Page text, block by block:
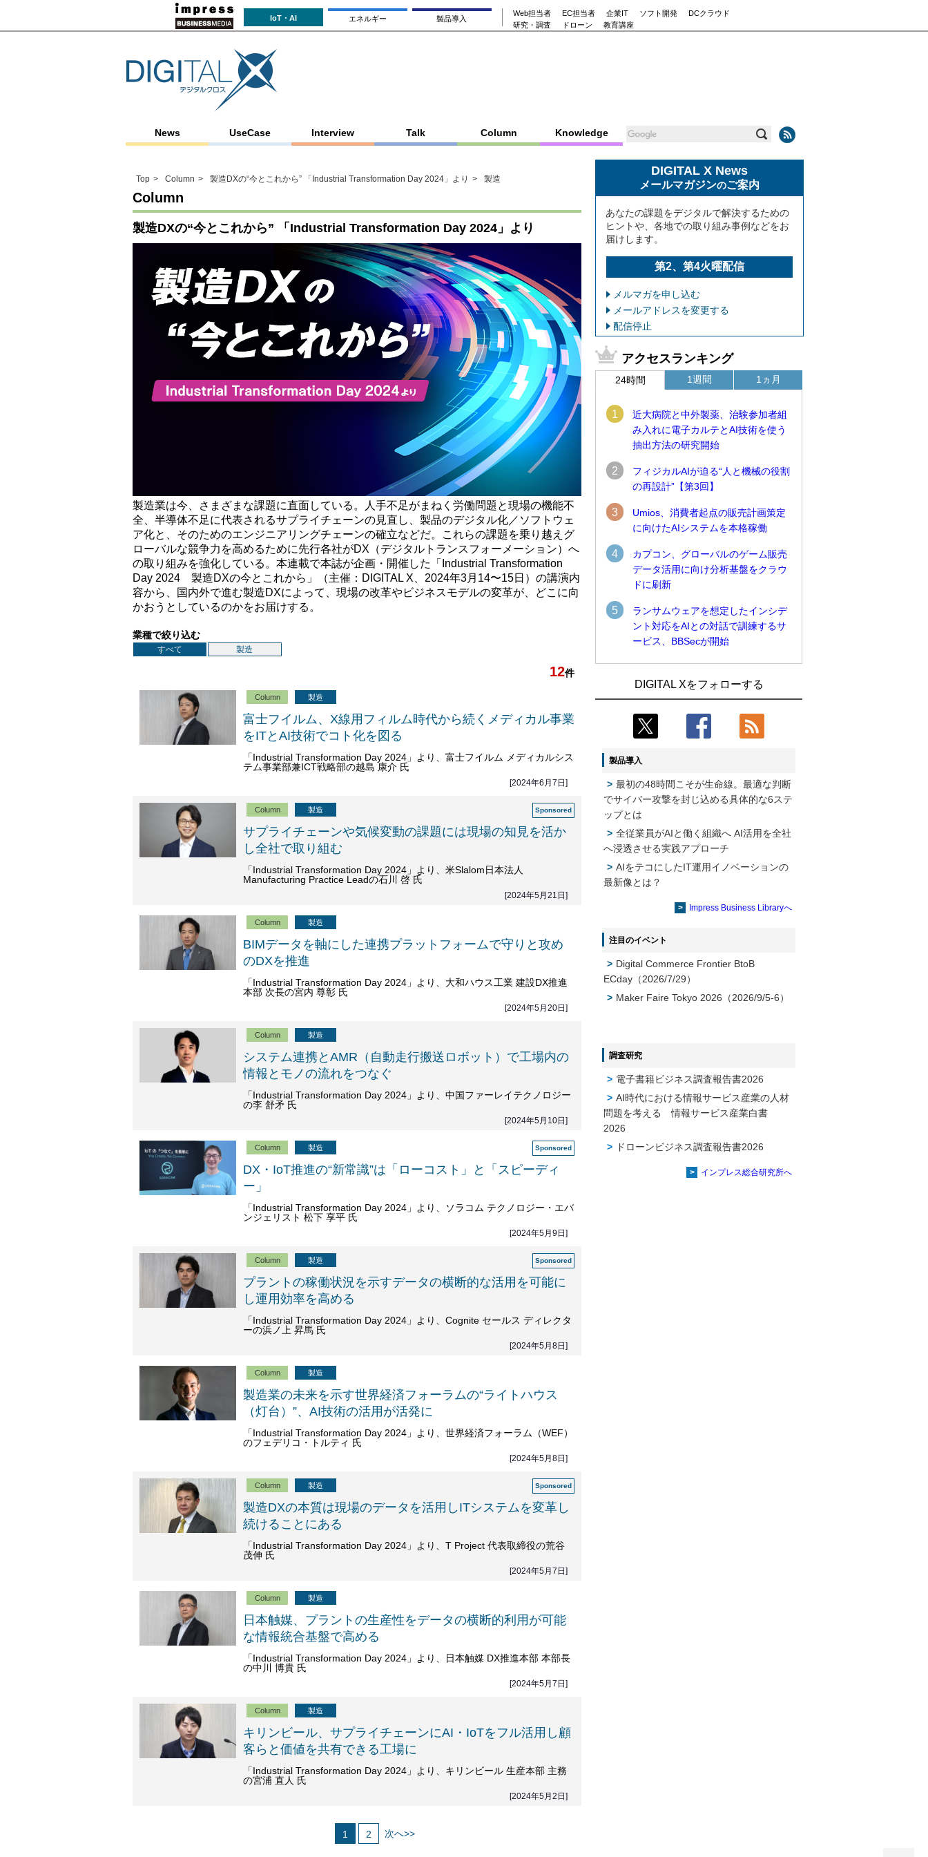
IoT・AI エネルギー 製品導入
Web担当者 EC担当者 企業IT ソフト開発
DCクラウド
研究・調査
ドローン 教育講座
News UseCase Interview Talk Column Knowledge
Top Column 製造DXの“今とこれから” 「Industrial Transformation Day 2024」より 製造
Column
製造DXの“今とこれから” 「Industrial Transformation Day 2024」より
製造業は今、さまざまな課題に直面している。人手不足がまねく労働問題と現場の機能不
全、半導体不足に代表されるサプライチェーンの見直し、製品のデジタル化／ソフトウェ
ア化と、そのためのエンジニアリングチェーンの確立などだ。これらの課題を乗り越えグ
ローバルな競争力を高めるために先行各社がDX（デジタルトランスフォーメーション）へ
の取り組みを強化している。本連載で本誌が企画・開催した「Industrial Transformation
Day 2024 製造DXの今とこれから」（主催：DIGITAL X、2024年3月14〜15日）の講演内
容から、国内外で進む製造DXによって、現場の改革やビジネスモデルの変革が、どこに向
かおうとしているのかをお届けする。
業種で絞り込む
すべて 製造
12件
Column 製造
富士フイルム、X線用フィルム時代から続くメディカル事業
をITとAI技術でコト化を図る
「Industrial Transformation Day 2024」より、富士フイルム メディカルシス
テム事業部兼ICT戦略部の越島 康介 氏
[2024年6月7日]
Column 製造
サプライチェーンや気候変動の課題には現場の知見を活か
し全社で取り組む
「Industrial Transformation Day 2024」より、米Slalom日本法人
Manufacturing Practice Leadの石川 啓 氏
[2024年5月21日]
Column 製造
BIMデータを軸にした連携プラットフォームで守りと攻め
のDXを推進
「Industrial Transformation Day 2024」より、大和ハウス工業 建設DX推進
本部 次長の宮内 尊彰 氏
[2024年5月20日]
Column 製造
システム連携とAMR（自動走行搬送ロボット）で工場内の
情報とモノの流れをつなぐ
「Industrial Transformation Day 2024」より、中国ファーレイテクノロジー
の李 舒矛 氏
[2024年5月10日]
Column 製造
DX・IoT推進の“新常識”は「ローコスト」と「スピーディ
ー」
「Industrial Transformation Day 2024」より、ソラコム テクノロジー・エバ
ンジェリスト 松下 享平 氏
[2024年5月9日]
Column 製造
プラントの稼働状況を示すデータの横断的な活用を可能に
し運用効率を高める
「Industrial Transformation Day 2024」より、Cognite セールス ディレクタ
ーの浜ノ上 昇馬 氏
[2024年5月8日]
Column 製造
製造業の未来を示す世界経済フォーラムの“ライトハウス
（灯台）”、AI技術の活用が活発に
「Industrial Transformation Day 2024」より、世界経済フォーラム（WEF）
のフェデリコ・トルティ 氏
[2024年5月8日]
Column 製造
製造DXの本質は現場のデータを活用しITシステムを変革し
続けることにある
「Industrial Transformation Day 2024」より、T Project 代表取締役の荒谷
茂伸 氏
[2024年5月7日]
Column 製造
日本触媒、プラントの生産性をデータの横断的利用が可能
な情報統合基盤で高める
「Industrial Transformation Day 2024」より、日本触媒 DX推進本部 本部長
の中川 博貴 氏
[2024年5月7日]
Column 製造
キリンビール、サプライチェーンにAI・IoTをフル活用し顧
客らと価値を共有できる工場に
「Industrial Transformation Day 2024」より、キリンビール 生産本部 主務
の宮浦 直人 氏
[2024年5月2日]
1 2 次へ>>
DIGITAL X News
メールマガジンのご案内
あなたの課題をデジタルで解決するための
ヒントや、各地での取り組み事例などをお
届けします。
第2、第4火曜配信
メルマガを申し込む
メールアドレスを変更する
配信停止
アクセスランキング
24時間
1
近大病院と中外製薬、治験参加者組
み入れに電子カルテとAI技術を使う
抽出方法の研究開始
2
フィジカルAIが迫る“人と機械の役割
の再設計”【第3回】
3
Umios、消費者起点の販売計画策定
に向けたAIシステムを本格稼働
4
カプコン、グローバルのゲーム販売
データ活用に向け分析基盤をクラウ
ドに刷新
5
ランサムウェアを想定したインシデ
ント対応をAIとの対話で訓練するサ
ービス、BBSecが開始
1週間
けたAIシステムを本格稼働
近大病院と中外製薬、治験参加者組み入
れに電子カルテとAI技術を使う抽出方法
3
歩行ロボット利用を検証
4
【COMPUTEX 2026：Arm編】チップ自
社製造で鍵を握る台湾サプライチェー
ン、英Armが連携を強調
製造業の現場の暗黙知を組織横断で活用
するためのナレッジ管理基盤、LIGHTzが
1ヵ月
仮想化技術を使う統合基盤を本格稼働
鹿島建設、鋼管柱へのコンクリート充填
時の異常を検出するAIを遠隔監視システ
3
めているのか【第25回】
4
製造業の現場の暗黙知を組織横断で活用
するためのナレッジ管理基盤、LIGHTzが
提供
Umios、消費者起点の販売計画策定に向
けたAIシステムを本格稼働
DIGITAL Xをフォローする
製品導入
最初の48時間こそが生命線。最適な判断
でサイバー攻撃を封じ込める具体的な6ステ
ップとは
全従業員がAIと働く組織へ AI活用を全社
へ浸透させる実践アプローチ
AIをテコにしたIT運用イノベーションの
最新像とは？
Impress Business Libraryへ
注目のイベント
Digital Commerce Frontier BtoB
ECday（2026/7/29）
Maker Faire Tokyo 2026（2026/9/5-6）
調査研究
電子書籍ビジネス調査報告書2026
AI時代における情報サービス産業の⼈材
問題を考える 情報サービス産業⽩書
2026
ドローンビジネス調査報告書2026
インプレス総合研究所へ